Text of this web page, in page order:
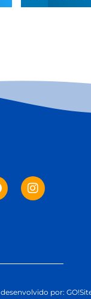
desenvolvido por: